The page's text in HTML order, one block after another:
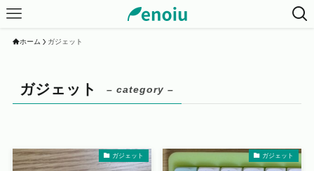
ホーム ガジェット
ガジェット – category –
ガジェット ガジェット